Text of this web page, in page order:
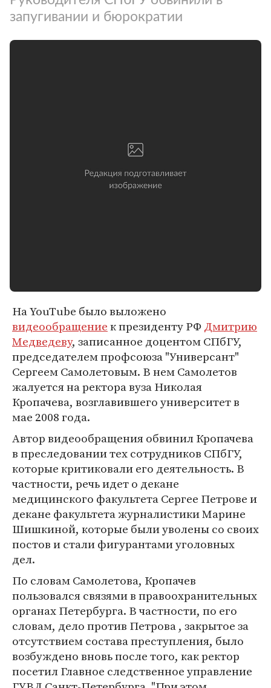
запугивании и бюрократии
На YouTube было выложено
видеообращениек президенту РФДмитрию
Медведеву, записанное доцентом СПбГУ,
председателем профсоюза "Универсант"
Сергеем Самолетовым. В нем Самолетов
жалуется на ректора вуза Николая
Кропачева, возглавившего университет в
мае 2008 года.
Автор видеообращения обвинил Кропачева
в преследовании тех сотрудников СПбГУ,
которые критиковали его деятельность. В
частности, речь идет о декане
медицинского факультета Сергее Петрове и
декане факультета журналистики Марине
Шишкиной, которые были уволены со своих
постов и стали фигурантами уголовных
дел.
По словам Самолетова, Кропачев
пользовался связями в правоохранительных
органах Петербурга. В частности, по его
словам, дело против Петрова , закрытое за
отсутствием состава преступления, было
возбуждено вновь после того, как ректор
посетил Главное следственное управление